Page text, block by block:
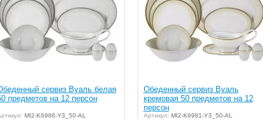
сервиз Вуаль белая
предметов на 12 персон
MI2-K6986-Y3_50-AL
Обеденный сервиз Вуаль
кремовая 50 предметов на 12
персон
Артикул: MI2-K6981-Y3_50-AL